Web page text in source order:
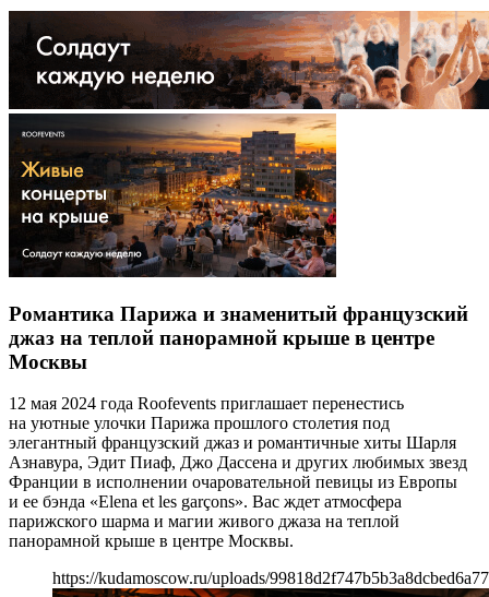
Романтика Парижа и знаменитый французский
джаз на теплой панорамной крыше в центре
Москвы
12 мая 2024 года Roofevents приглашает перенестись
на уютные улочки Парижа прошлого столетия под
элегантный французский джаз и романтичные хиты Шарля
Азнавура, Эдит Пиаф, Джо Дассена и других любимых звезд
Франции в исполнении очаровательной певицы из Европы
и ее бэнда «Elena et les garçons». Вас ждет атмосфера
парижского шарма и магии живого джаза на теплой
панорамной крыше в центре Москвы.
https://kudamoscow.ru/uploads/